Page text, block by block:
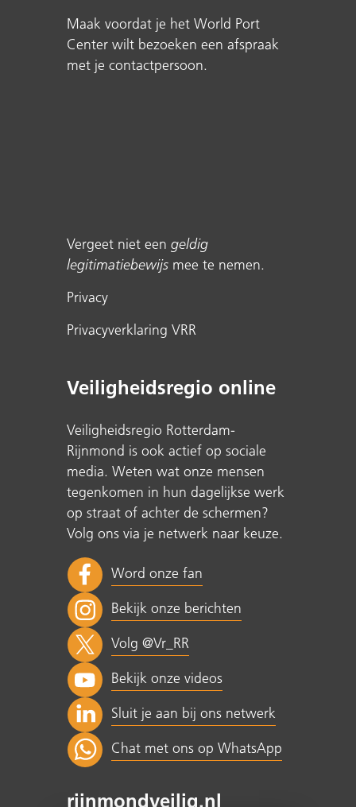
Maak voordat je het World Port
Center wilt bezoeken een afspraak
met je contactpersoon.
Vergeet niet een geldig
legitimatiebewijs mee te nemen.
Privacy
Privacyverklaring VRR
Veiligheidsregio online
Veiligheidsregio Rotterdam-
Rijnmond is ook actief op sociale
media. Weten wat onze mensen
tegenkomen in hun dagelijkse werk
op straat of achter de schermen?
Volg ons via je netwerk naar keuze.
Word onze fan
Bekijk onze berichten
Volg @Vr_RR
Bekijk onze videos
Sluit je aan bij ons netwerk
Chat met ons op WhatsApp
rijnmondveilig.nl